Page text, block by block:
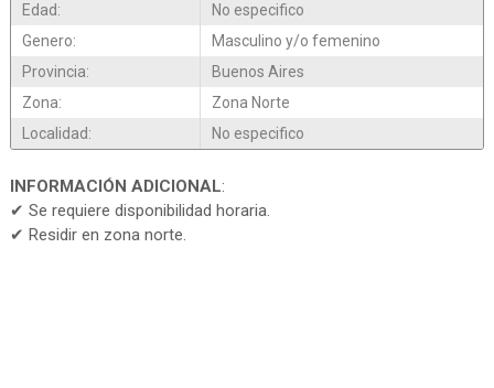
Edad:
No especifico
Genero:
Masculino y/o femenino
Provincia:
Buenos Aires
Zona:
Zona Norte
Localidad:
No especifico
INFORMACIÓN ADICIONAL:
✔ Se requiere disponibilidad horaria.
✔ Residir en zona norte.